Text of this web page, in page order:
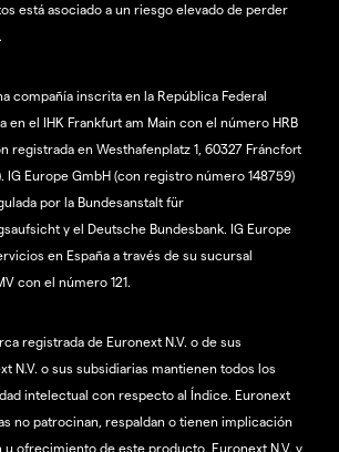
está asociado a un riesgo elevado de perder
compañía inscrita en la República Federal
en el IHK Frankfurt am Main con el número HRB
registrada en Westhafenplatz 1, 60327 Fráncfort
IG Europe GmbH (con registro número 148759)
por la Bundesanstalt für
y el Deutsche Bundesbank. IG Europe
en España a través de su sucursal
con el número 121.
registrada de Euronext N.V. o de sus
N.V. o sus subsidiarias mantienen todos los
intelectual con respecto al Índice. Euronext
no patrocinan, respaldan o tienen implicación
u ofrecimiento de este producto. Euronext N.V. y